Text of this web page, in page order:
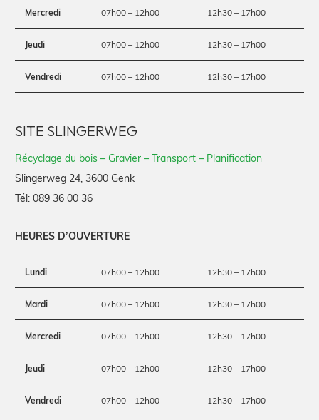
Mercredi 07h00 – 12h00 12h30 – 17h00
Jeudi 07h00 – 12h00 12h30 – 17h00
Vendredi 07h00 – 12h00 12h30 – 17h00
SITE SLINGERWEG
Récyclage du bois – Gravier – Transport – Planification
Slingerweg 24, 3600 Genk
Tél: 089 36 00 36
HEURES D’OUVERTURE
Lundi 07h00 – 12h00 12h30 – 17h00
Mardi 07h00 – 12h00 12h30 – 17h00
Mercredi 07h00 – 12h00 12h30 – 17h00
Jeudi 07h00 – 12h00 12h30 – 17h00
Vendredi 07h00 – 12h00 12h30 – 17h00